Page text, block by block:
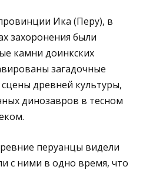
Ика (Перу), в
захоронения были
камни доинкских
загадочные
древней культуры,
динозавров в тесном
перуанцы видели
с ними в одно время, что